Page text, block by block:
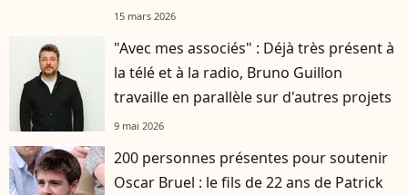
15 mars 2026
"Avec mes associés" : Déjà très présent à
la télé et à la radio, Bruno Guillon
travaille en parallèle sur d'autres projets
9 mai 2026
200 personnes présentes pour soutenir
Oscar Bruel : le fils de 22 ans de Patrick